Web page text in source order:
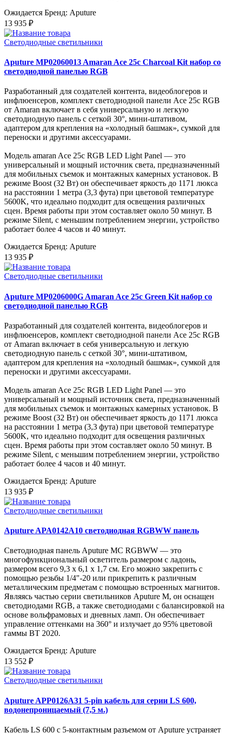
Ожидается Бренд: Aputure
13 935 ₽
Светодиодные светильники
Aputure MP02060013 Amaran Ace 25c Charcoal Kit набор со
светодиодной панелью RGB
Разработанный для создателей контента, видеоблогеров и
инфлюенсеров, комплект светодиодной панели Ace 25c RGB
от Amaran включает в себя универсальную и легкую
светодиодную панель с сеткой 30°, мини-штативом,
адаптером для крепления на «холодный башмак», сумкой для
переноски и другими аксессуарами.
Модель amaran Ace 25c RGB LED Light Panel — это
универсальный и мощный источник света, предназначенный
для мобильных съемок и монтажных камерных установок. В
режиме Boost (32 Вт) он обеспечивает яркость до 1171 люкса
на расстоянии 1 метра (3,3 фута) при цветовой температуре
5600K, что идеально подходит для освещения различных
сцен. Время работы при этом составляет около 50 минут. В
режиме Silent, с меньшим потреблением энергии, устройство
работает более 4 часов и 40 минут.
Ожидается Бренд: Aputure
13 935 ₽
Светодиодные светильники
Aputure MP0206000G Amaran Ace 25c Green Kit набор со
светодиодной панелью RGB
Разработанный для создателей контента, видеоблогеров и
инфлюенсеров, комплект светодиодной панели Ace 25c RGB
от Amaran включает в себя универсальную и легкую
светодиодную панель с сеткой 30°, мини-штативом,
адаптером для крепления на «холодный башмак», сумкой для
переноски и другими аксессуарами.
Модель amaran Ace 25c RGB LED Light Panel — это
универсальный и мощный источник света, предназначенный
для мобильных съемок и монтажных камерных установок. В
режиме Boost (32 Вт) он обеспечивает яркость до 1171 люкса
на расстоянии 1 метра (3,3 фута) при цветовой температуре
5600K, что идеально подходит для освещения различных
сцен. Время работы при этом составляет около 50 минут. В
режиме Silent, с меньшим потреблением энергии, устройство
работает более 4 часов и 40 минут.
Ожидается Бренд: Aputure
13 935 ₽
Светодиодные светильники
Aputure APA0142A10 светодиодная RGBWW панель
Светодиодная панель Aputure MC RGBWW — это
многофункциональный осветитель размером с ладонь,
размером всего 9,3 х 6,1 х ​​1,7 см. Его можно закрепить с
помощью резьбы 1/4"-20 или прикрепить к различным
металлическим предметам с помощью встроенных магнитов.
Являясь частью серии светильников Aputure M, он оснащен
светодиодами RGB, а также светодиодами с балансировкой на
основе вольфрамовых и дневных ламп. Он обеспечивает
управление оттенками на 360° и излучает до 95% цветовой
гаммы BT 2020.
Ожидается Бренд: Aputure
13 552 ₽
Светодиодные светильники
Aputure APP0126A31 5-pin кабель для серии LS 600,
водонепроницаемый (7,5 м.)
Кабель LS 600 с 5-контактным разъемом от Aputure устраняет